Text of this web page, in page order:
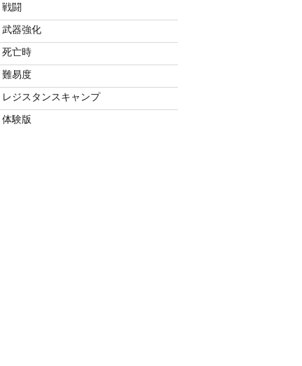
戦闘
武器強化
死亡時
難易度
レジスタンスキャンプ
体験版